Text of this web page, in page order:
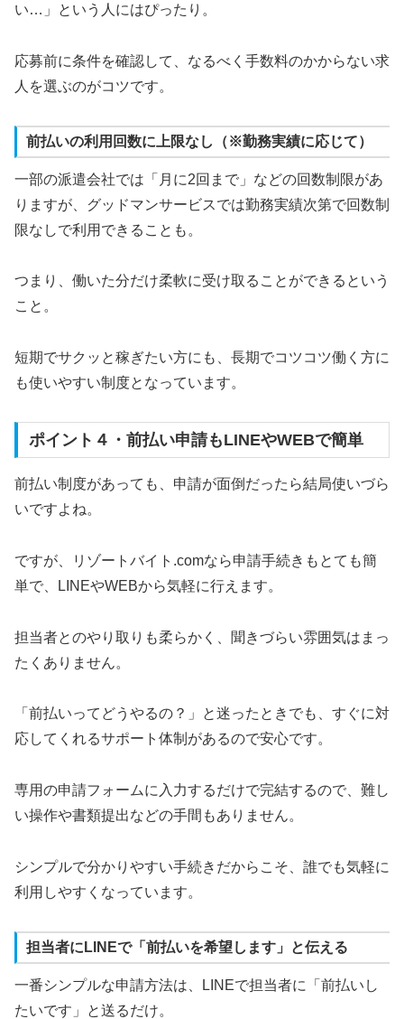
い…」という人にはぴったり。
応募前に条件を確認して、なるべく手数料のかからない求
人を選ぶのがコツです。
前払いの利用回数に上限なし（※勤務実績に応じて）
一部の派遣会社では「月に2回まで」などの回数制限があ
りますが、グッドマンサービスでは勤務実績次第で回数制
限なしで利用できることも。
つまり、働いた分だけ柔軟に受け取ることができるという
こと。
短期でサクッと稼ぎたい方にも、長期でコツコツ働く方に
も使いやすい制度となっています。
ポイント４・前払い申請もLINEやWEBで簡単
前払い制度があっても、申請が面倒だったら結局使いづら
いですよね。
ですが、リゾートバイト.comなら申請手続きもとても簡
単で、LINEやWEBから気軽に行えます。
担当者とのやり取りも柔らかく、聞きづらい雰囲気はまっ
たくありません。
「前払いってどうやるの？」と迷ったときでも、すぐに対
応してくれるサポート体制があるので安心です。
専用の申請フォームに入力するだけで完結するので、難し
い操作や書類提出などの手間もありません。
シンプルで分かりやすい手続きだからこそ、誰でも気軽に
利用しやすくなっています。
担当者にLINEで「前払いを希望します」と伝える
一番シンプルな申請方法は、LINEで担当者に「前払いし
たいです」と送るだけ。